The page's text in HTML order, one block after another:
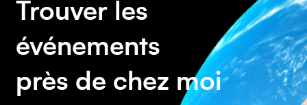
Trouver les
événements
près de chez moi